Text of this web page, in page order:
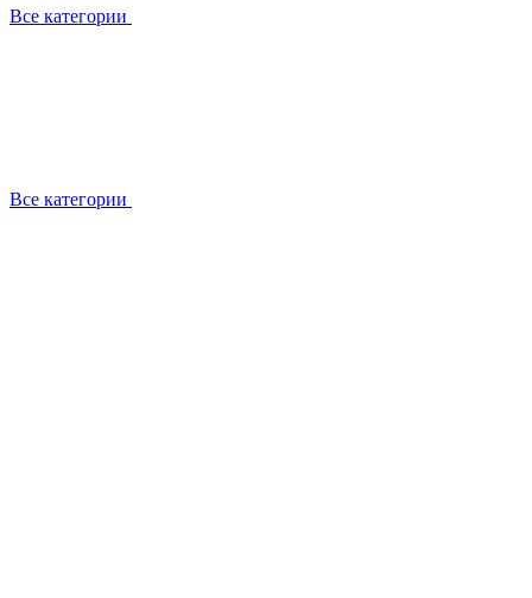
Все категории
Все категории